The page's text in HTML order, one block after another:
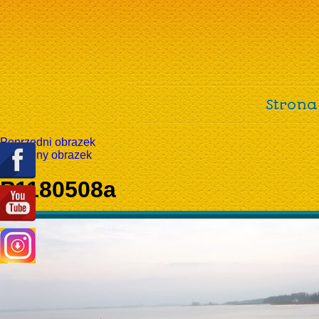
Strona
Poprzedni obrazek
Następny obrazek
P1180508a